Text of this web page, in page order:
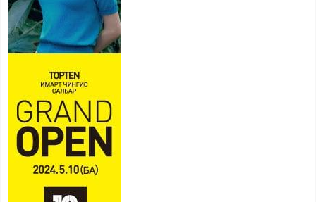
дугаар бага хурал (СОР17)-ын бэлтгэл ажлын
явцтай танилцлаа
2026 оны 7 сар 21 / 10 цаг 03 минут
Б.Пүрэвдагва: Бүтээн байгуулалтын аливаа
ажил инженерийн хангамжийн байгууллагуудын
уялдаа холбоогүйгээс саатах ёсгүй
2026 оны 7 сар 20 / 17 цаг 21 минут
“Сэлбэ 20 минутын хот” төслийн анхны 12
давхар барилгын үндсэн карказ, цутгалтын ажил
дууслаа
2026 оны 7 сар 20 / 17 цаг 17 минут
бүхий тээврийн хэрэгсэлтэй холбоотой